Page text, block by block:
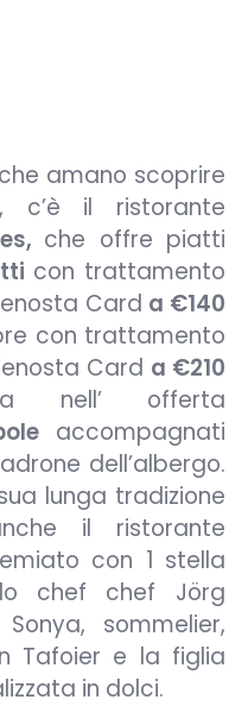
amano scoprire
c’è il ristorante
che offre piatti
con trattamento
Card a €140
con trattamento
Card a €210
nell’ offerta
accompagnati
dell’albergo.
lunga tradizione
il ristorante
con 1 stella
chef chef Jörg
sommelier,
Tafoier e la figlia
in dolci.